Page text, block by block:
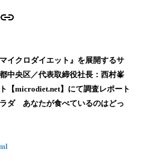
イクロダイエット』を展開するサ
中央区／代表取締役社長：西村峯
【microdiet.net】にて調査レポート
ラダ あなたが食べているのはどっ